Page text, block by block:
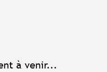
à venir...